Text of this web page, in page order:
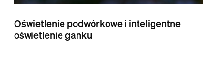
Oświetlenie podwórkowe i inteligentne
oświetlenie ganku